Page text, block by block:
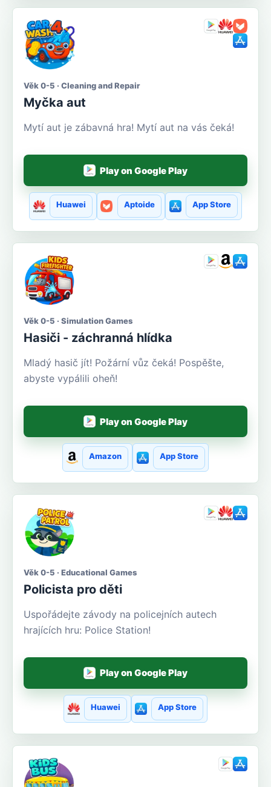
Věk 0-5 · Cleaning and Repair
Myčka aut
Mytí aut je zábavná hra! Mytí aut na vás čeká!
Play on Google Play
Huawei Aptoide App Store
Věk 0-5 · Simulation Games
Hasiči - záchranná hlídka
Mladý hasič jít! Požární vůz čeká! Pospěšte,
abyste vypálili oheň!
Play on Google Play
Amazon App Store
Věk 0-5 · Educational Games
Policista pro děti
Uspořádejte závody na policejních autech
hrajících hru: Police Station!
Play on Google Play
Huawei App Store